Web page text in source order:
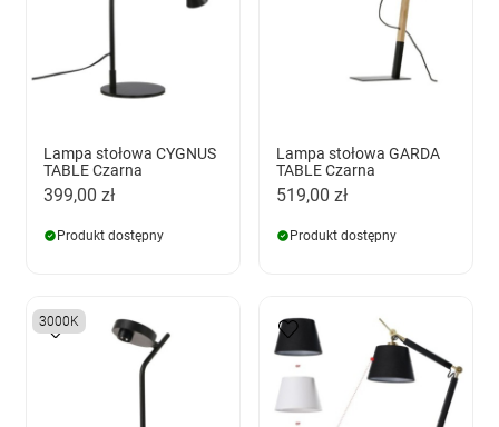
Lampa stołowa CYGNUS
TABLE Czarna
399,00 zł
Produkt dostępny
Lampa stołowa GARDA
TABLE Czarna
519,00 zł
Produkt dostępny
3000K